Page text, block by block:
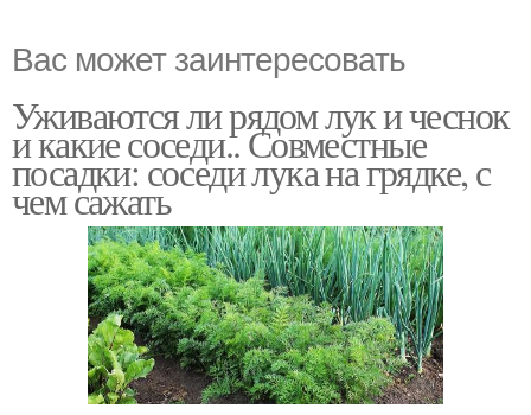
Вас может заинтересовать
Уживаются ли рядом лук и чеснок
и какие соседи.. Совместные
посадки: соседи лука на грядке, с
чем сажать